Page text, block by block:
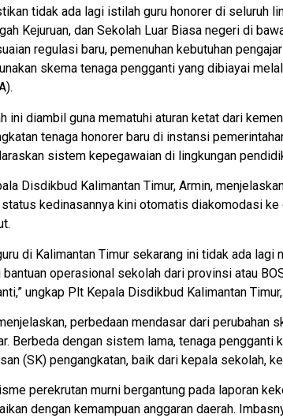
tidak ada lagi istilah guru honorer di seluruh
Kejuruan, dan Sekolah Luar Biasa negeri di
regulasi baru, pemenuhan kebutuhan
skema tenaga pengganti yang dibiayai
ini diambil guna mematuhi aturan ketat dari
tenaga honorer baru di instansi
sistem kepegawaian di lingkungan
Disdikbud Kalimantan Timur, Armin,
kedinasannya kini otomatis diakomodasi
di Kalimantan Timur sekarang ini tidak ada
operasional sekolah dari provinsi atau
ungkap Plt Kepala Disdikbud Kalimantan
perbedaan mendasar dari perubahan
Berbeda dengan sistem lama, tenaga
(SK) pengangkatan, baik dari kepala sekolah,
perekrutan murni bergantung pada laporan
dengan kemampuan anggaran daerah.